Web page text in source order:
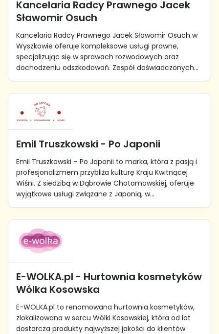
Kancelaria Radcy Prawnego Jacek
Sławomir Osuch
Kancelaria Radcy Prawnego Jacek Sławomir Osuch w
Wyszkowie oferuje kompleksowe usługi prawne,
specjalizując się w sprawach rozwodowych oraz
dochodzeniu odszkodowań. Zespół doświadczonych...
Emil Truszkowski - Po Japonii
Emil Truszkowski – Po Japonii to marka, która z pasją i
profesjonalizmem przybliża kulturę Kraju Kwitnącej
Wiśni. Z siedzibą w Dąbrowie Chotomowskiej, oferuje
wyjątkowe usługi związane z Japonią, w...
E-WOLKA.pl - Hurtownia kosmetyków
Wólka Kosowska
E-WOLKA.pl to renomowana hurtownia kosmetyków,
zlokalizowana w sercu Wólki Kosowskiej, która od lat
dostarcza produkty najwyższej jakości do klientów